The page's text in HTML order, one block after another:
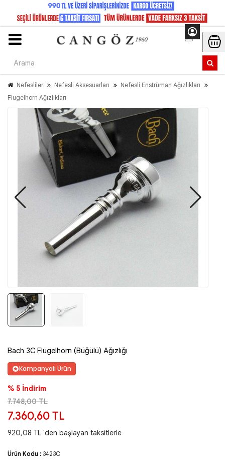
Nefesliler Nefesli Aksesuarları
Nefesli Enstrüman Ağızlıkları
Flugelhorn Ağızlıkları
Bach 3C Flugelhorn (Büğülü) Ağızlığı
Kampanyalı Ürün
% 5 İndirim
7.748,00 TL
7.360,60 TL
920,08 TL 'den başlayan taksitlerle
Ürün Kodu : 3423C